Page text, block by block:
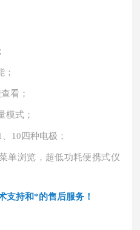
看；
模式；
10四种电极；
单浏览，超低功耗便携式仪
支持和*的售后服务！